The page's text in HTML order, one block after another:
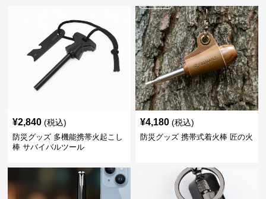
¥2,840 (税込)
防災グッズ 多機能携帯火起こし
棒 サバイバルツール
¥4,180 (税込)
防災グッズ 携帯式着火棒 匠の火